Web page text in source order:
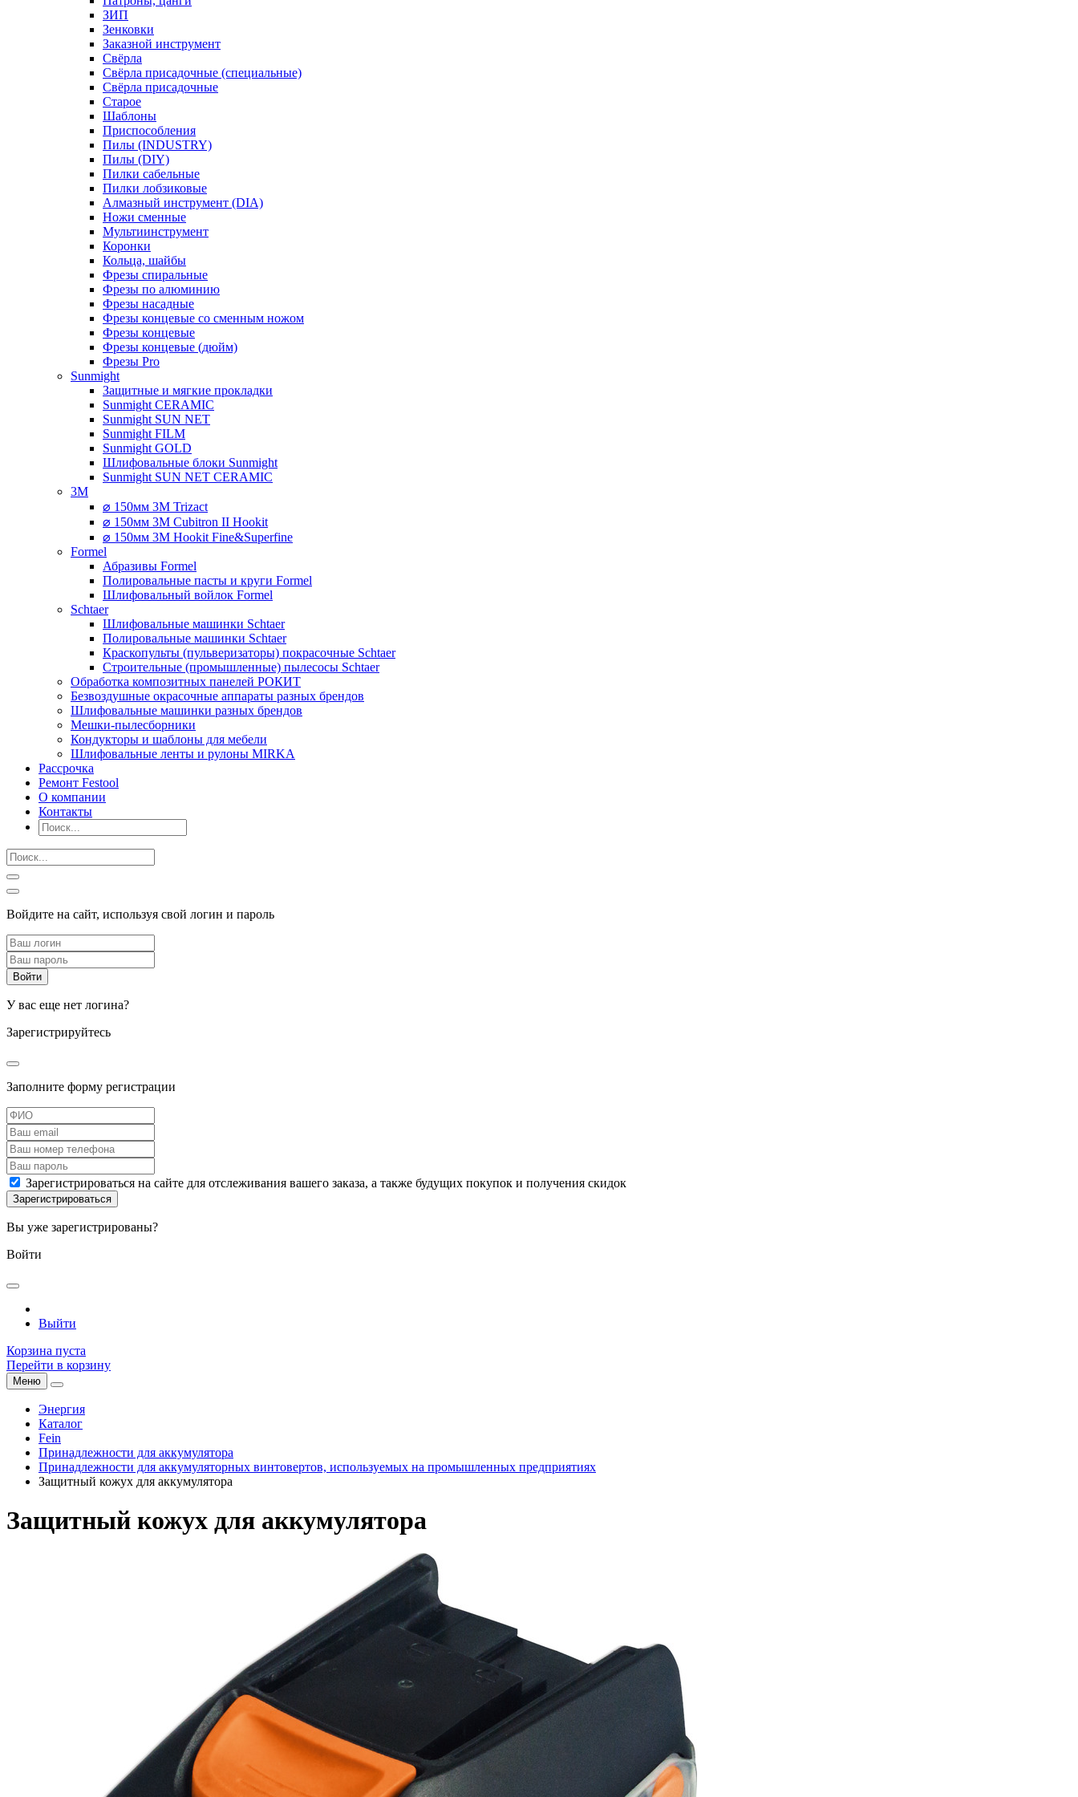
ЗИП
Зенковки
Заказной инструмент
Свёрла
Свёрла присадочные (специальные)
Свёрла присадочные
Старое
Шаблоны
Приспособления
Пилы (INDUSTRY)
Пилы (DIY)
Пилки сабельные
Пилки лобзиковые
Алмазный инструмент (DIA)
Ножи сменные
Мультиинструмент
Коронки
Кольца, шайбы
Фрезы спиральные
Фрезы по алюминию
Фрезы насадные
Фрезы концевые со сменным ножом
Фрезы концевые
Фрезы концевые (дюйм)
Фрезы Pro
Sunmight
Защитные и мягкие прокладки
Sunmight CERAMIC
Sunmight SUN NET
Sunmight FILM
Sunmight GOLD
Шлифовальные блоки Sunmight
Sunmight SUN NET CERAMIC
3M
⌀ 150мм 3M Trizact
⌀ 150мм 3M Cubitron II Hookit
⌀ 150мм 3M Hookit Fine&Superfine
Formel
Абразивы Formel
Полировальные пасты и круги Formel
Шлифовальный войлок Formel
Schtaer
Шлифовальные машинки Schtaer
Полировальные машинки Schtaer
Краскопульты (пульверизаторы) покрасочные Schtaer
Строительные (промышленные) пылесосы Schtaer
Обработка композитных панелей РОКИТ
Безвоздушные окрасочные аппараты разных брендов
Шлифовальные машинки разных брендов
Мешки-пылесборники
Кондукторы и шаблоны для мебели
Шлифовальные ленты и рулоны MIRKA
Рассрочка
Ремонт Festool
О компании
Контакты
Войдите на сайт, используя свой логин и пароль
У вас еще нет логина?
Зарегистрируйтесь
Заполните форму регистрации
Зарегистрироваться на сайте для отслеживания вашего заказа, а также будущих покупок и получения скидок
Вы уже зарегистрированы?
Войти
Выйти
Корзина пуста
Перейти в корзину
Меню
Энергия
Каталог
Fein
Принадлежности для аккумулятора
Принадлежности для аккумуляторных винтовертов, используемых на промышленных предприятиях
Защитный кожух для аккумулятора
Защитный кожух для аккумулятора